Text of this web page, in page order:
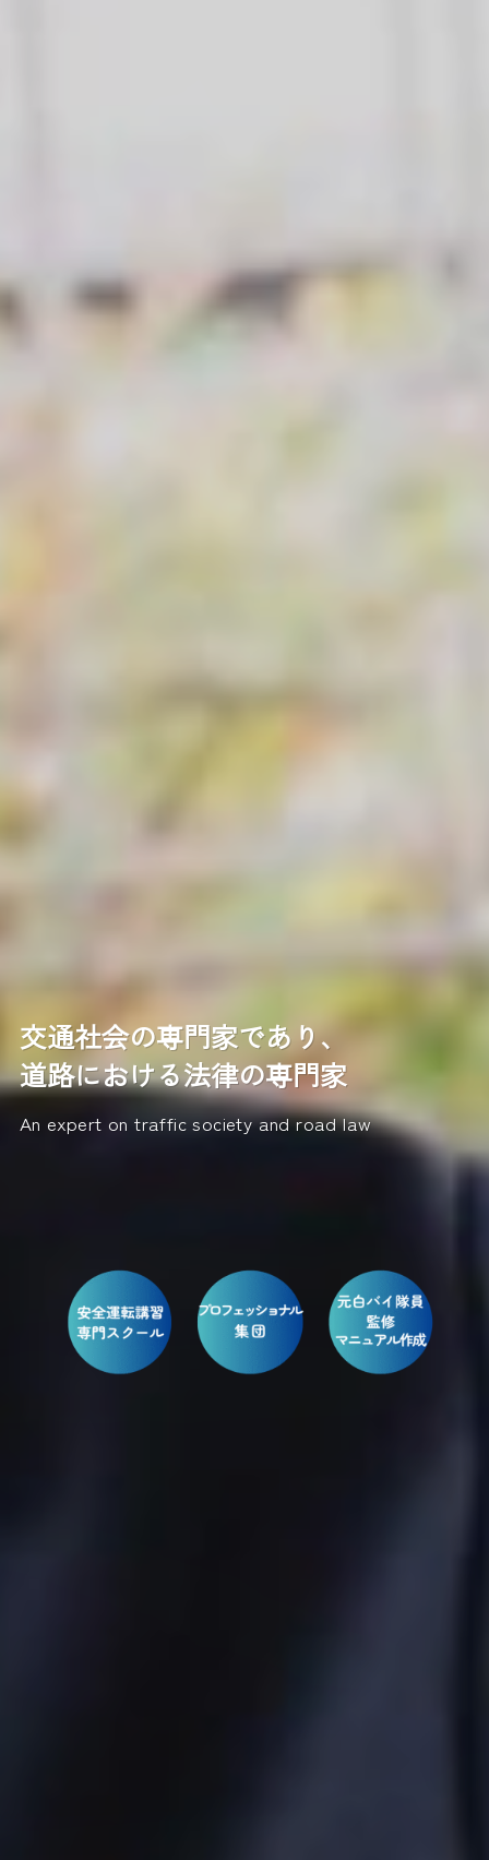
交通社会の専門家であり、
道路における法律の専門家
An expert on traffic society and road law